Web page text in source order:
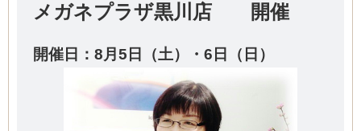
メガネプラザ黒川店 開催
開催日：8月5日（土）・6 日（日）